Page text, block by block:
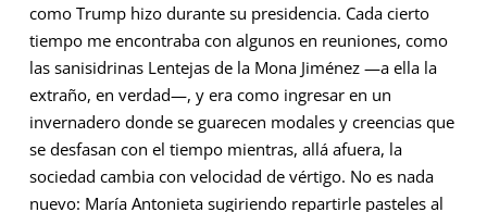
como Trump hizo durante su presidencia. Cada cierto
tiempo me encontraba con algunos en reuniones, como
las sanisidrinas Lentejas de la Mona Jiménez —a ella la
extraño, en verdad—, y era como ingresar en un
invernadero donde se guarecen modales y creencias que
se desfasan con el tiempo mientras, allá afuera, la
sociedad cambia con velocidad de vértigo. No es nada
nuevo: María Antonieta sugiriendo repartirle pasteles al